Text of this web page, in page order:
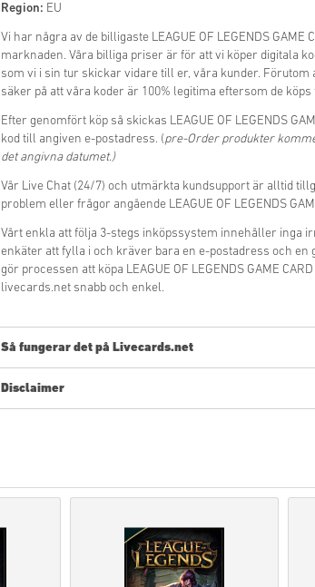
Region: EU
Vi har några av de billigaste LEAGUE OF LEGENDS GAME
marknaden. Våra billiga priser är för att vi köper digitala
som vi i sin tur skickar vidare till er, våra kunder. Förutom
säker på att våra koder är 100% legitima eftersom de
Efter genomfört köp så skickas LEAGUE OF LEGENDS
kod till angiven e-postadress. (pre-Order produkter
det angivna datumet.)
Vår Live Chat (24/7) och utmärkta kundsupport är alltid
problem eller frågor angående LEAGUE OF LEGENDS
Vårt enkla att följa 3-stegs inköpssystem innehåller inga
enkäter att fylla i och kräver bara en e-postadress och en
gör processen att köpa LEAGUE OF LEGENDS GAME
livecards.net snabb och enkel.
Så fungerar det på Livecards.net
Ny på Livecards.net? Att köpa digitala koder är snabbt och
Disclaimer
Du köper endast en digital kod.
Om du upplever problem med ett köp, var vänlig
Dessa nedladdningsbara koder produceras av